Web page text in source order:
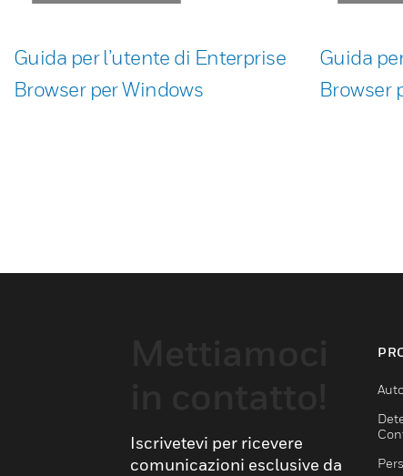
Guida per l’utente di Enterprise
Browser per Windows
Guida
Browser
Iscrivetevi per ricevere
comunicazioni esclusive da